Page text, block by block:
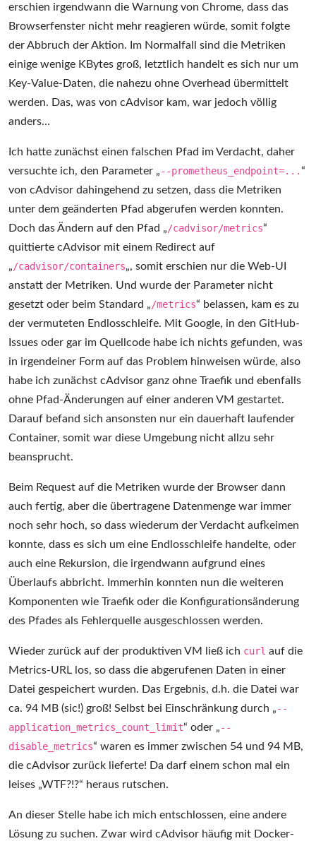
erschien irgendwann die Warnung von Chrome, dass das
Browserfenster nicht mehr reagieren würde, somit folgte
der Abbruch der Aktion. Im Normalfall sind die Metriken
einige wenige KBytes groß, letztlich handelt es sich nur um
Key-Value-Daten, die nahezu ohne Overhead übermittelt
werden. Das, was von cAdvisor kam, war jedoch völlig
anders…
Ich hatte zunächst einen falschen Pfad im Verdacht, daher
versuchte ich, den Parameter „--prometheus_endpoint=... “
von cAdvisor dahingehend zu setzen, dass die Metriken
unter dem geänderten Pfad abgerufen werden konnten.
Doch das Ändern auf den Pfad „/cadvisor/metrics“
quittierte cAdvisor mit einem Redirect auf
„/cadvisor/containers„, somit erschien nur die Web-UI
anstatt der Metriken. Und wurde der Parameter nicht
gesetzt oder beim Standard „/metrics“ belassen, kam es zu
der vermuteten Endlosschleife. Mit Google, in den GitHub-
Issues oder gar im Quellcode habe ich nichts gefunden, was
in irgendeiner Form auf das Problem hinweisen würde, also
habe ich zunächst cAdvisor ganz ohne Traefik und ebenfalls
ohne Pfad-Änderungen auf einer anderen VM gestartet.
Darauf befand sich ansonsten nur ein dauerhaft laufender
Container, somit war diese Umgebung nicht allzu sehr
beansprucht.
Beim Request auf die Metriken wurde der Browser dann
auch fertig, aber die übertragene Datenmenge war immer
noch sehr hoch, so dass wiederum der Verdacht aufkeimen
konnte, dass es sich um eine Endlosschleife handelte, oder
auch eine Rekursion, die irgendwann aufgrund eines
Überlaufs abbricht. Immerhin konnten nun die weiteren
Komponenten wie Traefik oder die Konfigurationsänderung
des Pfades als Fehlerquelle ausgeschlossen werden.
Wieder zurück auf der produktiven VM ließ ich curl auf die
Metrics-URL los, so dass die abgerufenen Daten in einer
Datei gespeichert wurden. Das Ergebnis, d.h. die Datei war
ca. 94 MB (sic!) groß! Selbst bei Einschränkung durch „--
application_metrics_count_limit“ oder „--
disable_metrics“ waren es immer zwischen 54 und 94 MB,
die cAdvisor zurück lieferte! Da darf einem schon mal ein
leises „WTF?!?“ heraus rutschen.
An dieser Stelle habe ich mich entschlossen, eine andere
Lösung zu suchen. Zwar wird cAdvisor häufig mit Docker-